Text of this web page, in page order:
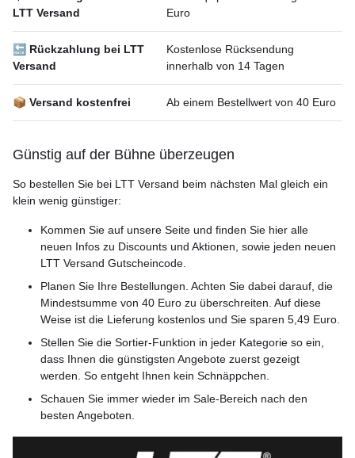
LTT Versand
Euro
🔙 Rückzahlung bei LTT
Versand
Kostenlose Rücksendung
innerhalb von 14 Tagen
📦 Versand kostenfrei Ab einem Bestellwert von 40 Euro
Günstig auf der Bühne überzeugen
So bestellen Sie bei LTT Versand beim nächsten Mal gleich ein
klein wenig günstiger:
Kommen Sie auf unsere Seite und finden Sie hier alle
neuen Infos zu Discounts und Aktionen, sowie jeden neuen
LTT Versand Gutscheincode.
Planen Sie Ihre Bestellungen. Achten Sie dabei darauf, die
Mindestsumme von 40 Euro zu überschreiten. Auf diese
Weise ist die Lieferung kostenlos und Sie sparen 5,49 Euro.
Stellen Sie die Sortier-Funktion in jeder Kategorie so ein,
dass Ihnen die günstigsten Angebote zuerst gezeigt
werden. So entgeht Ihnen kein Schnäppchen.
Schauen Sie immer wieder im Sale-Bereich nach den
besten Angeboten.